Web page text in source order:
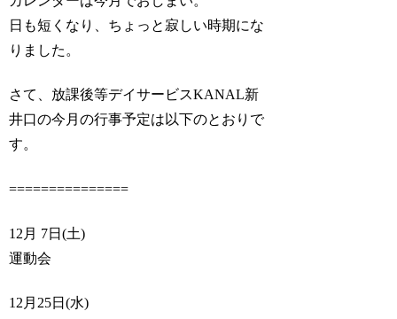
日も短くなり、ちょっと寂しい時期にな
りました。
さて、放課後等デイサービスKANAL新
井口の今月の行事予定は以下のとおりで
す。
===============
12月 7日(土)
運動会
12月25日(水)